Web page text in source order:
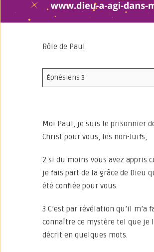
Rôle de Paul
Éphésiens 3
Moi Paul, je suis le prisonnier
Christ pour vous, les non-Juifs,
2 si du moins vous avez appris
je fais part de la grâce de Dieu
été confiée pour vous.
3 C’est par révélation qu’il m’a
connaître ce mystère tel que je
décrit en quelques mots.